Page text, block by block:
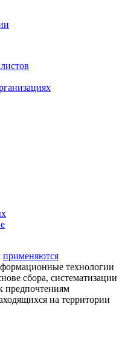
применяются
технологии
сбора, систематизации
предпочтениям
на территории